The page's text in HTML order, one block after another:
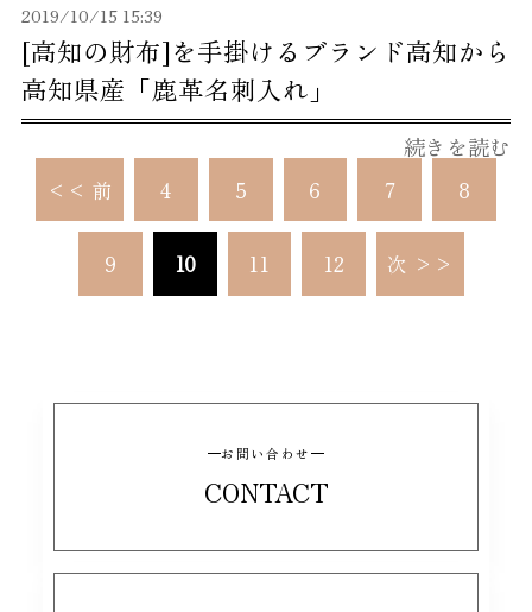
[高知の財布]を手掛けるブランド高知から
高知県産「鹿革名刺入れ」
2019/10/15 15:39
続きを読む
<< 前 4 5 6 7 8
9 10 11 12 次 >>
お問い合わせ
CONTACT